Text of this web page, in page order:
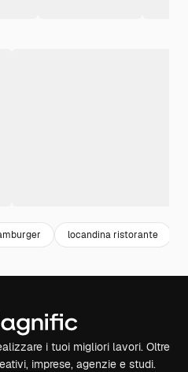
locandina ristorante
i tuoi migliori lavori. Oltre
imprese, agenzie e studi.